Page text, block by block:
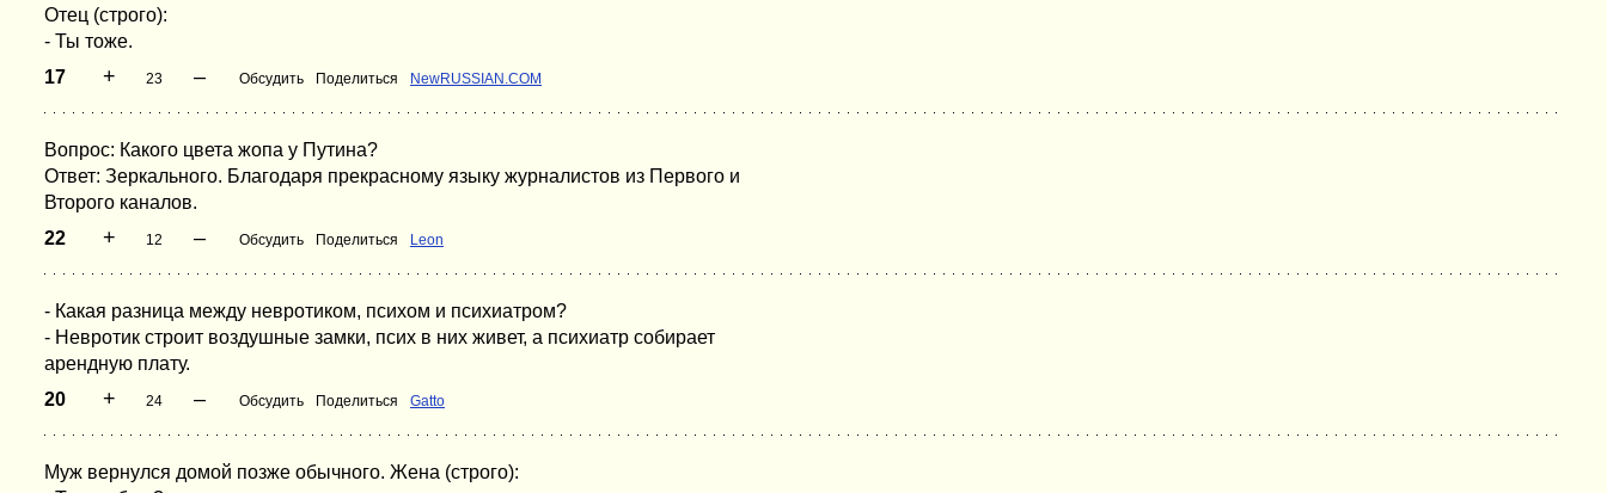
Отец (стpого):
- Ты тоже.
17
+ 23 – Обсудить Поделиться NewRUSSIAN.COM
Вопрос: Какого цвета жопа у Путина?
Ответ: Зеркального. Благодаря прекрасному языку журналистов из Первого и
Второго каналов.
22
+ 12 – Обсудить Поделиться Leon
- Какая разница между невротиком, психом и психиатром?
- Невротик строит воздушные замки, псих в них живет, а психиатр собирает
арендную плату.
20
+ 24 – Обсудить Поделиться Gatto
Муж вернулся домой позже обычного. Жена (строго):